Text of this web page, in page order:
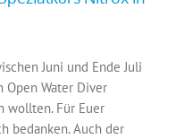
Juni und Ende Juli
Open Water Diver
wollten. Für Euer
bedanken. Auch der